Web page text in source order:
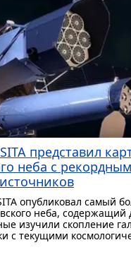
представил
неба с
опубликовал самый
неба,
изучили скопление
с текущими